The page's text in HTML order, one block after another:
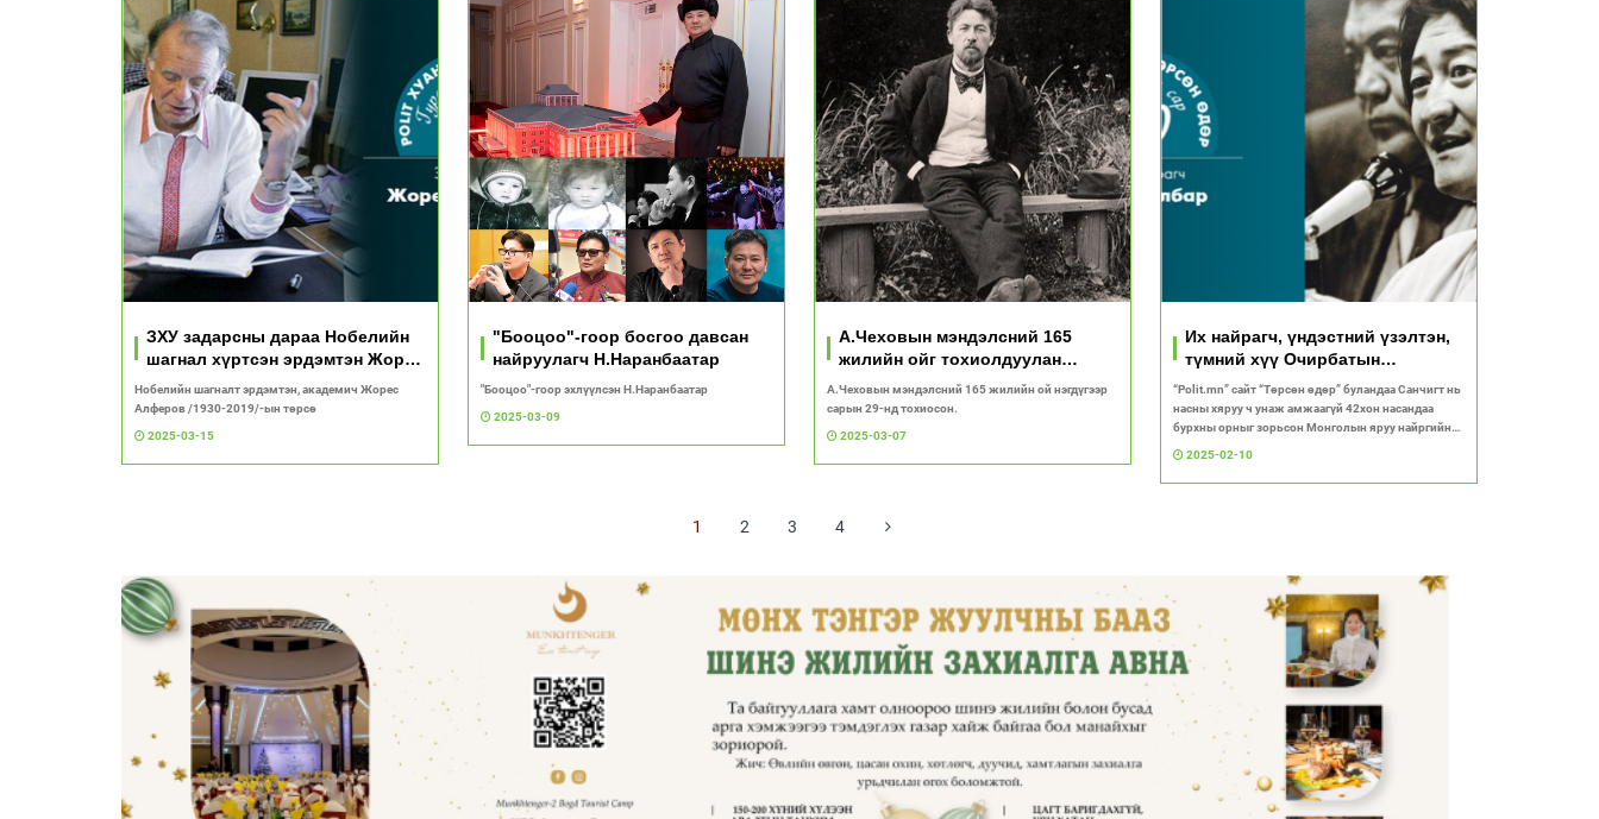
ЗХУ задарсны дараа Нобелийн
шагнал хүртсэн эрдэмтэн Жорес
Алферов
Нобелийн шагналт эрдэмтэн, академич Жорес
Алферов /1930-2019/-ын төрсө
2025-03-15
"Бооцоо"-гоор босгоо давсан
найруулагч Н.Наранбаатар
"Бооцоо"-гоор эхлүүлсэн Н.Наранбаатар
2025-03-09
А.Чеховын мэндэлсний 165
жилийн ойг тохиолдуулан
түүний намтар судлаач
захидлуудынх нь тухай
А.Чеховын мэндэлсний 165 жилийн ой нэгдүгээр
сарын 29-нд тохиосон.
2025-03-07
Их найрагч, үндэстний үзэлтэн,
түмний хүү Очирбатын
Дашбалбар
“Polit.mn” сайт “Төрсөн өдөр” буландаа Санчигт нь
насны хяруу ч унаж амжаагүй 42хон насандаа
бурхны орныг зорьсон Монголын яруу найргийн
2025-02-10
1 2 3 4